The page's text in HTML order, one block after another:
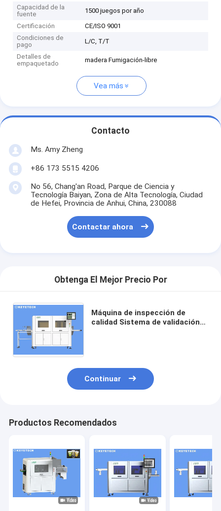
Capacidad de la
fuente
1500 juegos por año
Certificación
CE/ISO 9001
Condiciones de
pago
L/C, T/T
Detalles de
empaquetado
madera Fumigación-libre
Vea más
Contacto
Ms. Amy Zheng
+86 173 5515 4206
No 56, Chang'an Road, Parque de Ciencia y
Tecnología Baiyan, Zona de Alta Tecnología, Ciudad
de Hefei, Provincia de Anhui, China, 230088
Contactar ahora
Obtenga El Mejor Precio Por
Máquina de inspección de
calidad Sistema de validación
Continuar
Productos Recomendados